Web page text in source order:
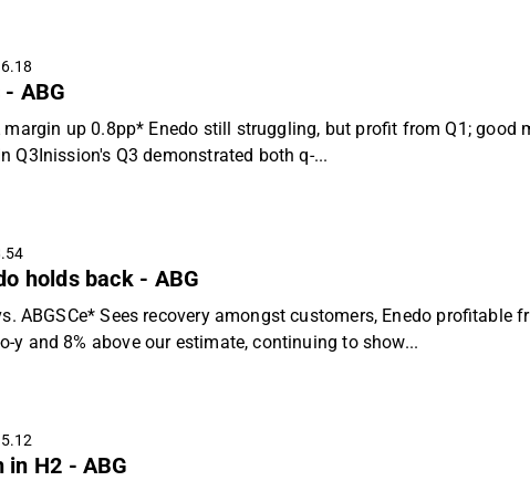
ABG
margin up 0.8pp* Enedo still struggling, but profit from Q1;
Q3Inission's Q3 demonstrated both q-...
holds back - ABG
ABGSCe* Sees recovery amongst customers, Enedo
y and 8% above our estimate, continuing to show...
H2 - ABG